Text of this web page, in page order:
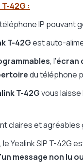
SIP gateway
42G :
IP pouvant
T-42Gest auto-
, l'écran
du téléphone
T-42Gvous
claires et agréables
Yealink SIP T-42G
message non lu